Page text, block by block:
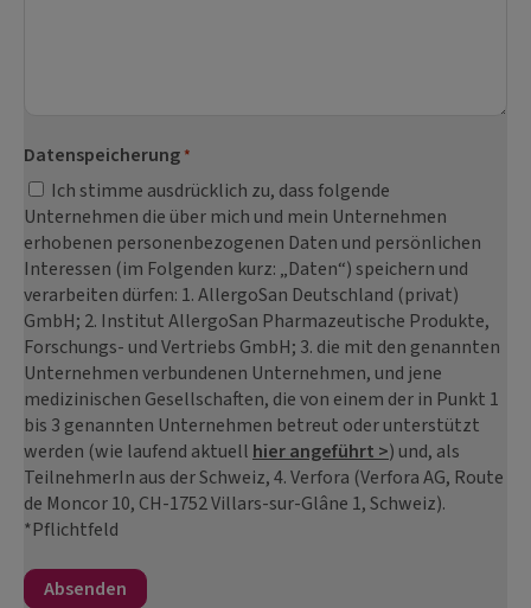
Datenspeicherung *
Ich stimme ausdrücklich zu, dass folgende
Unternehmen die über mich und mein Unternehmen
erhobenen personenbezogenen Daten und persönlichen
Interessen (im Folgenden kurz: „Daten“) speichern und
verarbeiten dürfen: 1. AllergoSan Deutschland (privat)
GmbH; 2. Institut AllergoSan Pharmazeutische Produkte,
Forschungs- und Vertriebs GmbH; 3. die mit den genannten
Unternehmen verbundenen Unternehmen, und jene
medizinischen Gesellschaften, die von einem der in Punkt 1
bis 3 genannten Unternehmen betreut oder unterstützt
werden (wie laufend aktuell hier angeführt >) und, als
TeilnehmerIn aus der Schweiz, 4. Verfora (Verfora AG, Route
de Moncor 10, CH-1752 Villars-sur-Glâne 1, Schweiz).
*Pflichtfeld